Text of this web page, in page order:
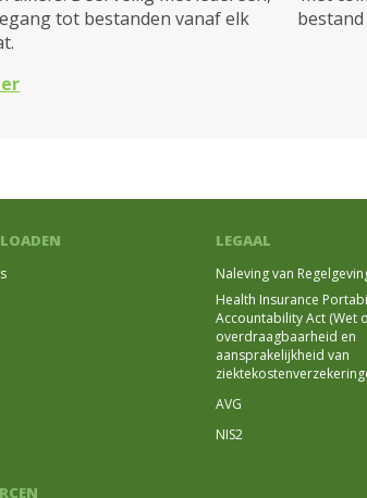
tot bestanden vanaf elk
LEGAAL
Naleving van
Health Insurance
Accountability Act (Wet
overdraagbaarheid en
aansprakelijkheid van
AVG
NIS2